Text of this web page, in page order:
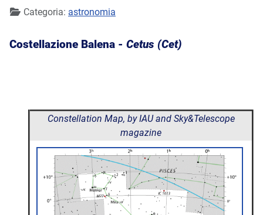
Categoria: astronomia
Costellazione Balena - Cetus (Cet)
Constellation Map, by IAU and Sky&Telescope
magazine